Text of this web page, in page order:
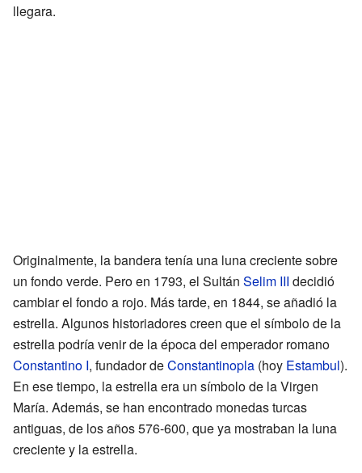
llegara.
Originalmente, la bandera tenía una luna creciente sobre
un fondo verde. Pero en 1793, el Sultán Selim III decidió
cambiar el fondo a rojo. Más tarde, en 1844, se añadió la
estrella. Algunos historiadores creen que el símbolo de la
estrella podría venir de la época del emperador romano
Constantino I, fundador deConstantinopla (hoy Estambul).
En ese tiempo, la estrella era un símbolo de la Virgen
María. Además, se han encontrado monedas turcas
antiguas, de los años 576-600, que ya mostraban la luna
creciente y la estrella.